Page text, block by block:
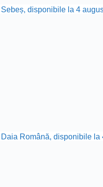
disponibile la 4
Română, disponibile